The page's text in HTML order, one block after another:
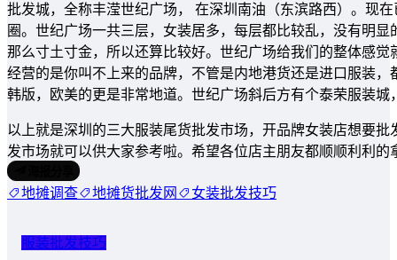
批发城，全称丰滢世纪广场， 在深圳南油（东滨路西）。
圈。世纪广场一共三层，女装居多，每层都比较乱，没有明
那么寸土寸金，所以还算比较好。世纪广场给我们的整体感觉
经营的是你叫不上来的品牌，不管是内地港货还是进口服装
韩版，欧美的更是非常地道。世纪广场斜后方有个泰荣服装
以上就是深圳的三大服装尾货批发市场，开品牌女装店想要
发市场就可以供大家参考啦。希望各位店主朋友都顺顺利利
地摊调查 地摊货批发网 女装批发技巧
服装批发技巧